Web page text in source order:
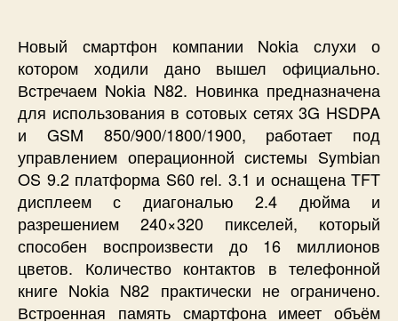
смартфон
Nokia
N82.
Новый смартфон компании Nokia слухи о
котором ходили дано вышел официально.
Встречаем Nokia N82. Новинка предназначена
для использования в сотовых сетях 3G HSDPA
и GSM 850/900/1800/1900, работает под
управлением операционной системы Symbian
OS 9.2 платформа S60 rel. 3.1 и оснащена TFT
дисплеем с диагональю 2.4 дюйма и
разрешением 240×320 пикселей, который
способен воспроизвести до 16 миллионов
цветов. Количество контактов в телефонной
книге Nokia N82 практически не ограничено.
Встроенная память смартфона имеет объём